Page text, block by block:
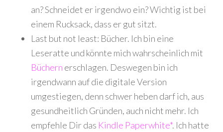
an? Schneidet er irgendwo ein? Wichtig ist bei
einem Rucksack, dass er gut sitzt.
Last but not least: Bücher. Ich bin eine
Leseratte und könnte mich wahrscheinlich mit
Büchern erschlagen. Deswegen bin ich
irgendwann auf die digitale Version
umgestiegen, denn schwer heben darf ich, aus
gesundheitlich Gründen, auch nicht mehr. Ich
empfehle Dir das Kindle Paperwhite*. Ich hatte